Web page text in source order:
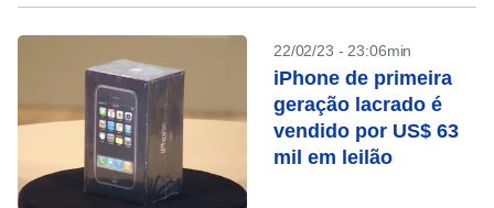
22/02/23 - 23:06min
iPhone de primeira
geração lacrado é
vendido por US$ 63
mil em leilão